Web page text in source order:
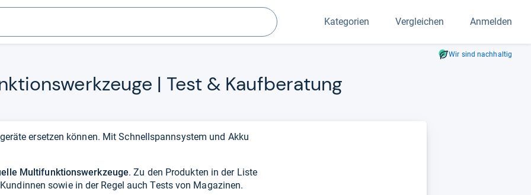
Suchen Kategorien Vergleichen Anmelden
Wir sind nachhaltig
| Test & Kauf­be­ra­tung
ersetzen können. Mit Schnellspannsystem und Akku
Multifunktionswerkzeuge. Zu den Produkten in der Liste
sowie in der Regel auch Tests von Magazinen.